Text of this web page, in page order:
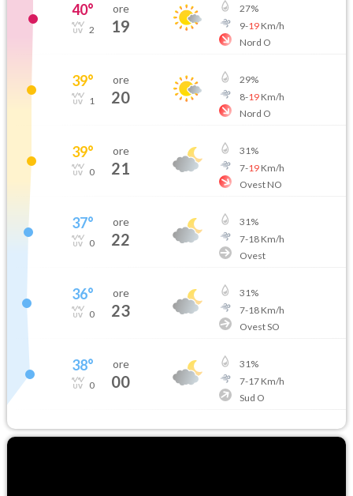
40°
2
ore
19
27%
9-19Km/h
Nord O
39°
1
ore
20
29%
8-19Km/h
Nord O
39°
0
ore
21
31%
7-19Km/h
Ovest NO
37°
0
ore
22
31%
7-18Km/h
Ovest
36°
0
ore
23
31%
7-18Km/h
Ovest SO
38°
0
ore
00
31%
7-17Km/h
Sud O